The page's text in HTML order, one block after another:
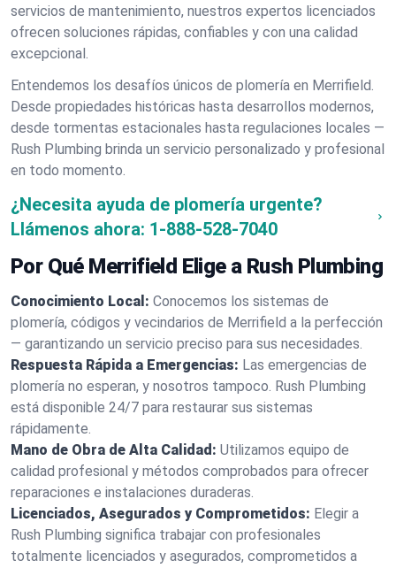
servicios de mantenimiento, nuestros expertos licenciados
ofrecen soluciones rápidas, confiables y con una calidad
excepcional.
Entendemos los desafíos únicos de plomería en Merrifield.
Desde propiedades históricas hasta desarrollos modernos,
desde tormentas estacionales hasta regulaciones locales —
Rush Plumbing brinda un servicio personalizado y profesional
en todo momento.
¿Necesita ayuda de plomería urgente?
Llámenos ahora: 1-888-528-7040
Por Qué Merrifield Elige a Rush Plumbing
Conocimiento Local: Conocemos los sistemas de
plomería, códigos y vecindarios de Merrifield a la perfección
— garantizando un servicio preciso para sus necesidades.
Respuesta Rápida a Emergencias: Las emergencias de
plomería no esperan, y nosotros tampoco. Rush Plumbing
está disponible 24/7 para restaurar sus sistemas
rápidamente.
Mano de Obra de Alta Calidad: Utilizamos equipo de
calidad profesional y métodos comprobados para ofrecer
reparaciones e instalaciones duraderas.
Licenciados, Asegurados y Comprometidos: Elegir a
Rush Plumbing significa trabajar con profesionales
totalmente licenciados y asegurados, comprometidos a